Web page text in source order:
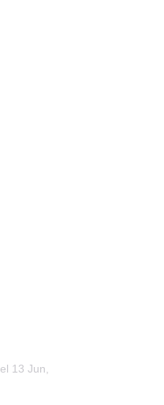
el 13 Jun,